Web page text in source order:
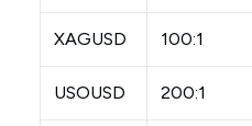
XAGUSD 100:1
USOUSD 200:1